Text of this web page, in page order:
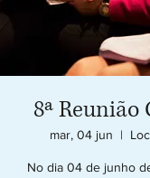
8ª
mar, 04 jun
  |
No dia 04 de junho